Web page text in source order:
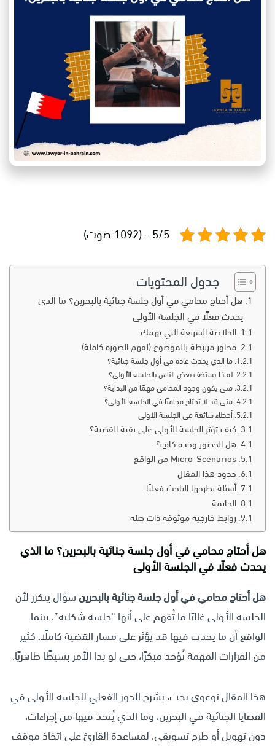
5/5 - (1092 صوت)
جدول المحتويات
هل أحتاج محامي في أول جلسة جنائية بالبحرين؟ ما الذي
يحدث فعلًا في الجلسة الأولى
الخلاصة السريعة التي تهمك
محاور مرتبطة بالموضوع (لفهم الصورة كاملة)
ما الذي يحدث عادة في أول جلسة جنائية؟
لماذا يستخف بعض الناس بالجلسة الأولى؟
متى يكون وجود المحامي مهمًا من البداية؟
متى قد لا تحتاج محاميًا في الجلسة الأولى؟
أخطاء شائعة في الجلسة الأولى
كيف تؤثر الجلسة الأولى على بقية القضية؟
هل الحضور وحده كافٍ؟
Micro-Scenarios من الواقع
حدود هذا المقال
أسئلة يطرحها الباحث فعليًا
الخاتمة
روابط خارجية موثوقة ذات صلة
هل أحتاج محامي في أول جلسة جنائية بالبحرين؟ ما الذي
يحدث فعلًا في الجلسة الأولى
هل أحتاج محامي في أول جلسة جنائية بالبحرينسؤال يتكرر لأن
الجلسة الأولى غالبًا ما تُفهم على أنها “جلسة شكلية”، بينما
الواقع أن ما يحدث فيها قد يؤثر على مسار القضية كاملًا. كثير
من القرارات المهمة تُؤخذ مبكرًا، حتى لو بدا الأمر بسيطًا ظاهريًا.
هذا المقال توعوي بحت، يشرح الدور الفعلي للجلسة الأولى في
القضايا الجنائية في البحرين، وما الذي يُتخذ فيها من إجراءات،
دون تهويل أو طرح تسويقي، لمساعدة القارئ على اتخاذ موقف